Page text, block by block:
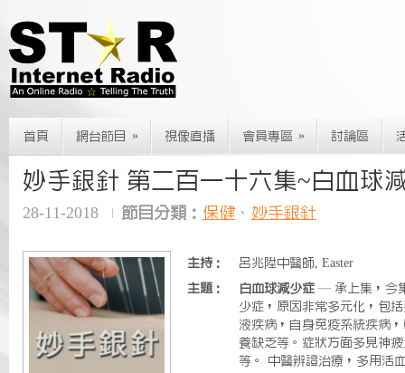
首頁 網台節目 » 視像直播 會員專區 » 討論區
妙手銀針 第二百一十六集~白血球
28-11-2018 節目分類： 保健 、 妙手銀針
主持：
呂兆陞中醫師, Easter
主題：
白血球減少症 — 承上集，今
少症，原因非常多元化，包
液疾病，自身免疫系統疾病
養缺乏等。症狀方面多見神
等。 中醫辨證治療，多用活